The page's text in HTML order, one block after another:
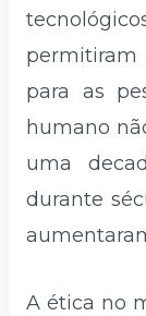
para as
humano
uma
durante
A ética no